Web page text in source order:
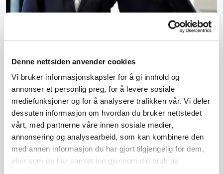
Denne nettsiden anvender cookies
Vi bruker informasjonskapsler for å gi innhold og
annonser et personlig preg, for å levere sosiale
mediefunksjoner og for å analysere trafikken vår. Vi deler
dessuten informasjon om hvordan du bruker nettstedet
vårt, med partnerne våre innen sosiale medier,
annonsering og analysearbeid, som kan kombinere den
med annen informasjon du har gjort tilgjengelig for dem,
eller som de har samlet inn gjennom din bruk av
renteheving
Den siste rentehevingen forsterker en allerede
krevende situasjon i bygghåndverket. Nå ber
Bygghåndverk Norge regjeringen bruke
finanspolitikken mer aktivt for å bevare kapasitet,
kompetanse og lærlingeplasser i byggenæringen.
Les mer